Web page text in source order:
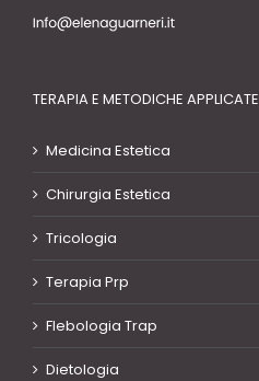
TERAPIA E METODICHE APPLICATE
Medicina Estetica
Chirurgia Estetica
Tricologia
Terapia Prp
Flebologia Trap
Dietologia